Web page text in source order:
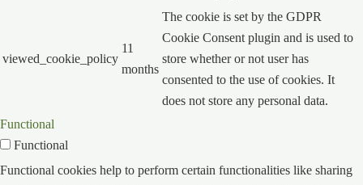
viewed_cookie_policy
11
months
The cookie is set by the GDPR
Cookie Consent plugin and is used to
store whether or not user has
consented to the use of cookies. It
does not store any personal data.
Functional
Functional
Functional cookies help to perform certain functionalities like sharing